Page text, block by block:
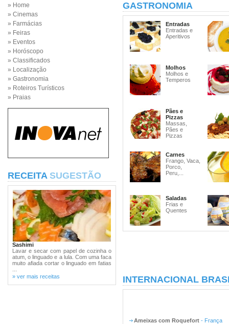
» Home
» Cinemas
» Farmácias
» Feiras
» Eventos
» Horóscopo
» Classificados
» Localização
» Gastronomia
» Roteiros Turísticos
» Praias
RECEITA SUGESTÃO
Sashimi
Lavar e secar com papel de cozinha o
atum, o linguado e a lula. Com uma faca
muito afiada cortar o linguado em fatias
» ver mais receitas
GASTRONOMIA
Entradas
Entradas e
Aperitivos
Molhos
Molhos e
Temperos
Pães e
Pizzas
Massas,
Pães e
Pizzas
Carnes
Frango, Vaca,
Porco,
Peru,...
Saladas
Frias e
Quentes
INTERNACIONAL
Ameixas com Roquefort - França